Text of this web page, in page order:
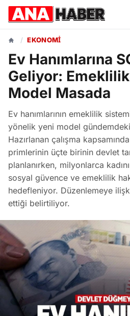
/ EKONOMI
Ev Hanımlarına
Geliyor:
Model Masada
Ev hanımlarının emeklilik
yönelik yeni model
Hazırlanan çalışma
primlerinin üçte birinin devlet
planlanırken, milyonlarca
sosyal güvence ve emeklilik
hedefleniyor. Düzenlemeye
ettiği belirtiliyor.